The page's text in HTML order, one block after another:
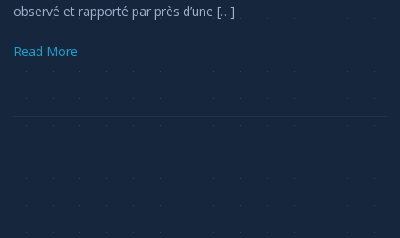
observé et rapporté par près d’une […]
Read More